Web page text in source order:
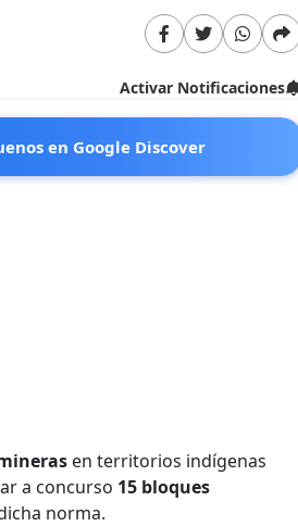
Activar Notificaciones
en Google Discover
en territorios indígenas
a concurso 15 bloques
norma.